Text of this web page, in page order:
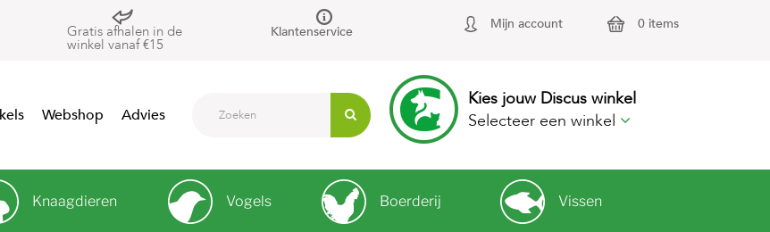
Gratis afhalen in de
winkel vanaf €15
Klantenservice
Mijn account 0 items
Webshop Advies
Kies jouw Discus winkel
Selecteer een winkel
Knaagdieren Vogels Boerderij Vissen